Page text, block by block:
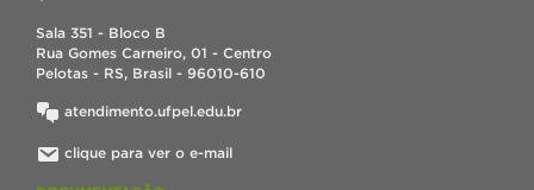
Sala 351 - Bloco B
Rua Gomes Carneiro, 01 - Centro
Pelotas - RS, Brasil - 96010-610
atendimento.ufpel.edu.br
clique para ver o e-mail